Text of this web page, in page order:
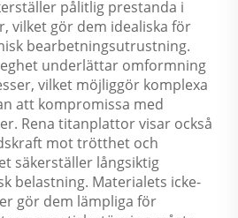
pålitlig prestanda i
vilket gör dem idealiska för
bearbetningsutrustning.
underlättar omformning
vilket möjliggör komplexa
att kompromissa med
Rena titanplattor visar också
mot trötthet och
säkerställer långsiktig
belastning. Materialets icke-
gör dem lämpliga för